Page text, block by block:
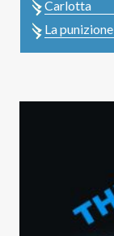
Carlotta
La punizione